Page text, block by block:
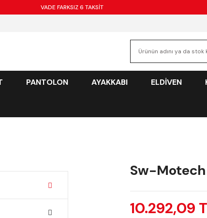
VADE FARKSIZ 6 TAKSİT
PANTOLON AYAKKABI ELDİVEN
Sw-
10.292,09